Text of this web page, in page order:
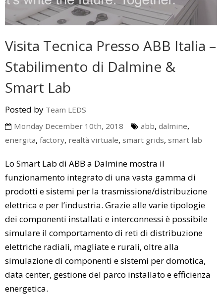
Visita Tecnica Presso ABB Italia –
Stabilimento di Dalmine &
Smart Lab
Posted by Team LEDS
Monday December 10th, 2018
abb, dalmine,
energita, factory, realtà virtuale, smart grids, smart lab
Lo Smart Lab di ABB a Dalmine mostra il
funzionamento integrato di una vasta gamma di
prodotti e sistemi per la trasmissione/distribuzione
elettrica e per l’industria. Grazie alle varie tipologie
dei componenti installati e interconnessi è possibile
simulare il comportamento di reti di distribuzione
elettriche radiali, magliate e rurali, oltre alla
simulazione di componenti e sistemi per domotica,
data center, gestione del parco installato e efficienza
energetica.